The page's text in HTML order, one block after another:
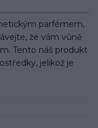
parfémem,
že vám vůně
Tento náš produkt
jelikož je